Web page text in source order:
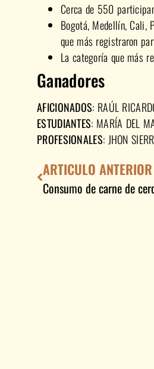
Cerca de 550
Bogotá, Medellín, Cali,
que más registraron
La categoría que más
Ganadores
AFICIONADOS: RAÚL
ESTUDIANTES: MARÍA DEL
PROFESIONALES: JHON
ARTICULO ANTERIOR